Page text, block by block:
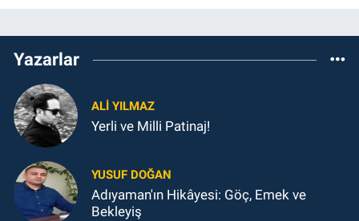
Yazarlar
ALI YILMAZ
Yerli ve Milli Patinaj!
YUSUF DOĞAN
Adıyaman'ın Hikâyesi: Göç, Emek ve
Bekleyiş